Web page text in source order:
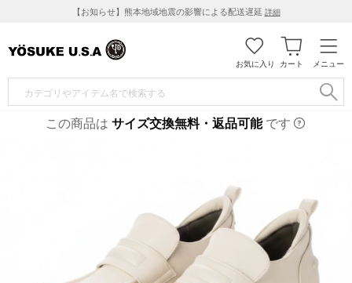
【お知らせ】熊本地域地震の影響による配送遅延 詳細
メニュー
カート
お気に入り
この商品は サイズ交換無料・返品可能です